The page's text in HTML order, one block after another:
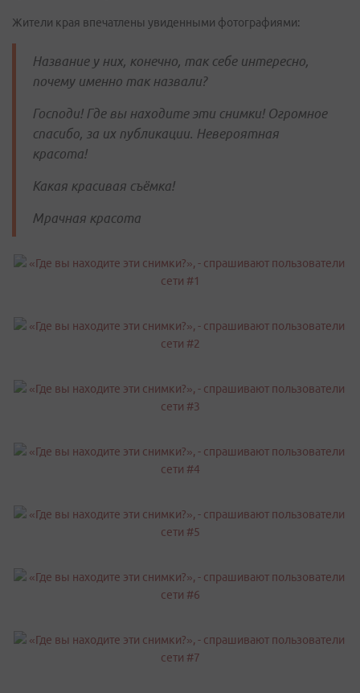
Жители края впечатлены увиденными фотографиями:
Название у них, конечно, так себе интересно,
почему именно так назвали?
Господи! Где вы находите эти снимки! Огромное
спасибо, за их публикации. Невероятная
красота!
Какая красивая съёмка!
Мрачная красота